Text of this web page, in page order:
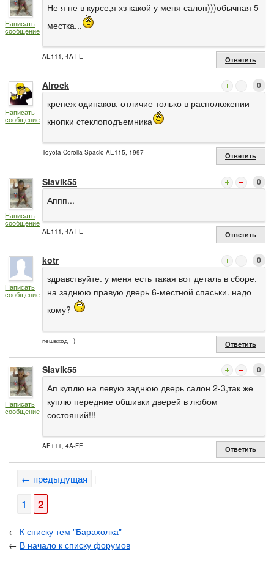
Написать
сообщение
Не я не в курсе,я хз какой у меня салон)))обычная 5
местка...
AE111, 4A-FE Ответить
Написать
сообщение
Alrock 0
крепеж одинаков, отличие только в расположении
кнопки стеклоподъемника
Toyota Corolla Spacio AE115, 1997 Ответить
Написать
сообщение
Slavik55 0
Аппп...
AE111, 4A-FE Ответить
Написать
сообщение
kotr 0
здравствуйте. у меня есть такая вот деталь в сборе,
на заднюю правую дверь 6-местной спаськи. надо
кому?
пешеход =) Ответить
Написать
сообщение
Slavik55 0
Ап куплю на левую заднюю дверь салон 2-3,так же
куплю передние обшивки дверей в любом
состояний!!!
AE111, 4A-FE Ответить
← предыдущая |
1 2
← К списку тем "Барахолка"
← В начало к списку форумов